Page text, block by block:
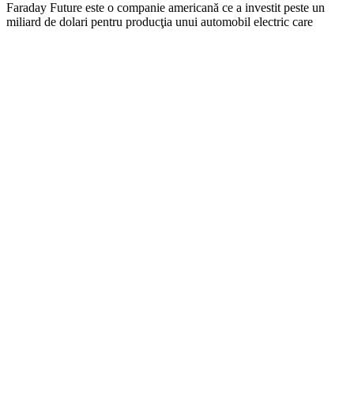
Faraday Future este o companie americană ce a investit peste un
miliard de dolari pentru producţia unui automobil electric care